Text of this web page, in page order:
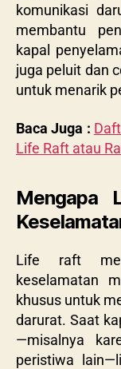
komunikasi
membantu
kapal
juga peluit dan
untuk menarik
Baca Juga :
Life Raft atau
Mengapa
Life raft
keselamatan
khusus untuk
darurat. Saat
—misalnya
peristiwa